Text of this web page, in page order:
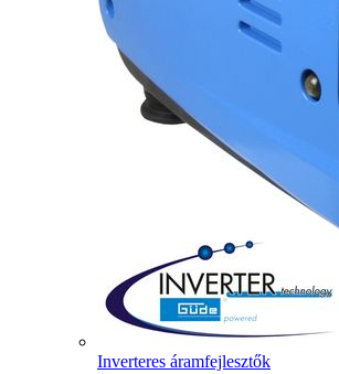
Inverteres áramfejlesztők